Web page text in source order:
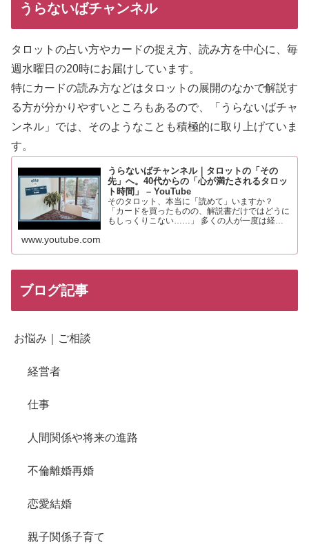
うらないばチャンネル
タロットの占い方やカードの捉え方、読み方を中心に、毎
週水曜日の20時にお届けしています。
特にカードの読み方などはタロットの展開のなかで解説す
る方が分かりやすいところもあるので、「うらないばチャ
ンネル」では、そのようなことも積極的に取り上げていま
す。
うらないばチャンネル｜タロットの「その
先」へ。40代からの「心が満たされるタロッ
ト時間」 – YouTube
そのタロット、本当に「読めて」いますか？
「カードを買ったものの、解説書だけではどうに
もしっくりこない……」 多くの人が一度は経験
www.youtube.com
ブログ記事
お悩み｜ご相談
経営者
仕事
人間関係や将来の進路
不倫離婚再婚
恋愛結婚
親子関係子育て